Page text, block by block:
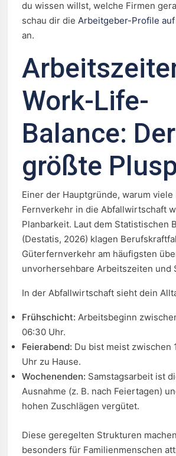
du wissen willst, welche Firmen
schau dir die Arbeitgeber-Profile
an.
Work-Life-
Balance: Der
größte
Einer der Hauptgründe, warum viele
Fernverkehr in die Abfallwirtschaft
Planbarkeit. Laut dem Statistischen
(Destatis, 2026) klagen
Güterfernverkehr am häufigsten
unvorhersehbare Arbeitszeiten und
In der Abfallwirtschaft sieht dein
Frühschicht: Arbeitsbeginn
06:30 Uhr.
Feierabend: Du bist meist zwischen
Uhr zu Hause.
Wochenenden: Samstagsarbeit ist
Ausnahme (z. B. nach Feiertagen)
hohen Zuschlägen vergütet.
Diese geregelten Strukturen
besonders für Familienmenschen